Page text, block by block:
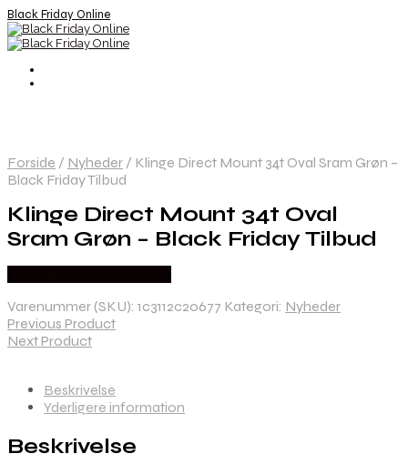
Black Friday Online
Forside / Nyheder / Klinge Direct Mount 34t Oval Sram Grøn –
Black Friday Tilbud
Klinge Direct Mount 34t Oval
Sram Grøn – Black Friday Tilbud
Varenummer (SKU): 1c3112c20677 Kategori: Nyheder
Previous Product
Next Product
Beskrivelse
Yderligere information
Beskrivelse